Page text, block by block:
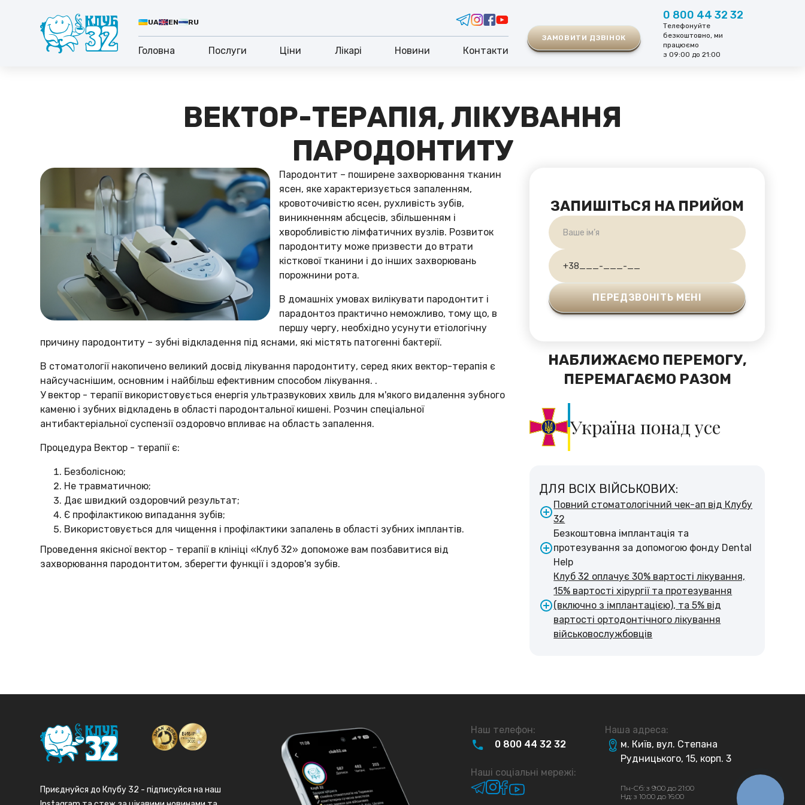
UA EN
RU
ЗАМОВИТИ ДЗВІНОК
0 800 44 32 32
Телефонуйте
безкоштовно, ми
працюємо
з 09:00 до 21:00
Головна Послуги Ціни Лікарі Новини Контакти
ВЕКТОР-ТЕРАПІЯ, ЛІКУВАННЯ
ПАРОДОНТИТУ
Пародонтит – поширене захворювання тканин
ясен, яке характеризується запаленням,
кровоточивістю ясен, рухливість зубів,
виникненням абсцесів, збільшенням і
хворобливістю лімфатичних вузлів. Розвиток
пародонтиту може призвести до втрати
кісткової тканини і до інших захворювань
порожнини рота.
В домашніх умовах вилікувати пародонтит і
парадонтоз практично неможливо, тому що, в
першу чергу, необхідно усунути етіологічну
причину пародонтиту – зубні відкладення під яснами, які містять патогенні бактерії.
В стоматології накопичено великий досвід лікування пародонтиту, серед яких вектор-терапія є
найсучаснішим, основним і найбільш ефективним способом лікування. .
У вектор - терапії використовується енергія ультразвукових хвиль для м'якого видалення зубного
каменю і зубних відкладень в області пародонтальної кишені. Розчин спеціальної
антибактеріальної суспензії оздоровчо впливає на область запалення.
Процедура Вектор - терапії є:
Безболісною;
Не травматичною;
Дає швидкий оздоровчий результат;
Є профілактикою випадання зубів;
Використовується для чищення і профілактики запалень в області зубних імплантів.
Проведення якісної вектор - терапії в клініці «Клуб 32» допоможе вам позбавитися від
захворювання пародонтитом, зберегти функції і здоров'я зубів.
ЗАПИШІТЬСЯ НА ПРИЙОМ
НАБЛИЖАЄМО ПЕРЕМОГУ,
ПЕРЕМАГАЄМО РАЗОМ
Україна понад усе
ДЛЯ ВСІХ ВІЙСЬКОВИХ:
Повний стоматологічний чек-ап від Клубу
32
Безкоштовна імплантація та
протезування за допомогою фонду Dental
Help
Клуб 32 оплачує 30% вартості лікування,
15% вартості хірургії та протезування
(включно з імплантацією), та 5% від
вартості ортодонтічного лікування
військовослужбовців
Приєднуйся до Клубу 32 - підписуйся на наш
Наш телефон:
0 800 44 32 32
Наші соціальні мережі:
Наша адреса:
м. Київ, вул. Степана
Рудницького, 15, корп. 3
Пн-Сб: з 9:00 до 21:00
Нд: з 10:00 до 16:00